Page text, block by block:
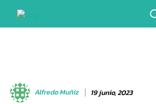
Alfredo Muñiz 19 junio, 2023